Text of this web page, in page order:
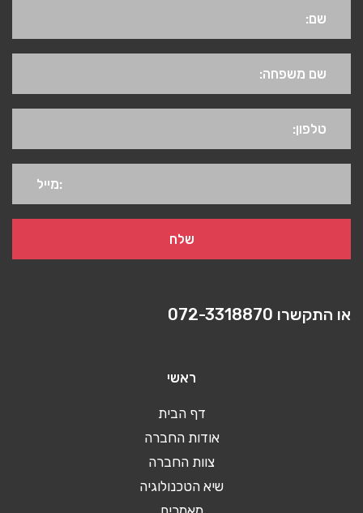
או התקשרו 072-3318870
ראשי
דף הבית
אודות החברה
צוות החברה
שיא הטכנולוגיה